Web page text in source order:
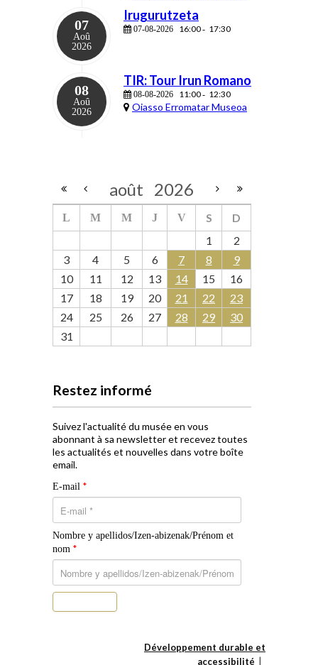
07
Aoû
2026
Irugurutzeta
07-08-2026 16:00- 17:30
08
Aoû
2026
TIR: Tour Irun Romano
08-08-2026 11:00- 12:30
Oiasso Erromatar Museoa
août 2026
L M M J V S
D
1
2
3
4 5 6 7 8
9
10
11 12 13 14 15
16
17
18 19 20 21 22
23
24
25 26 27 28 29
30
31
Restez informé
Suivez l'actualité du musée en vous
abonnant à sa newsletter et recevez toutes
les actualités et nouvelles dans votre boîte
email.
E-mail *
Nombre y apellidos/Izen-abizenak/Prénom et
nom *
Développement durable et
accessibilité